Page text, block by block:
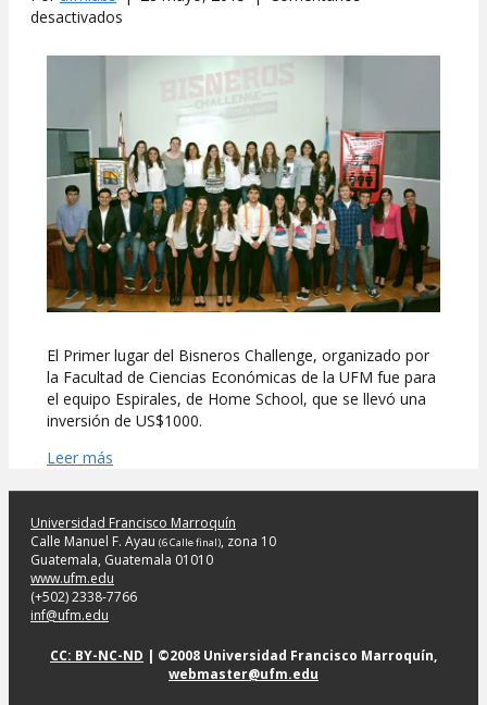
desactivados
ganó
Bisneros
Challenge
2015
El Primer lugar del Bisneros Challenge, organizado por
la Facultad de Ciencias Económicas de la UFM fue para
el equipo Espirales, de Home School, que se llevó una
inversión de US$1000.
Leer más
Universidad Francisco Marroquín
Calle Manuel F. Ayau (6 Calle final), zona 10
Guatemala, Guatemala 01010
www.ufm.edu
(+502) 2338-7766
inf@ufm.edu
CC: BY-NC-ND | ©2008 Universidad Francisco Marroquín,
webmaster@ufm.edu